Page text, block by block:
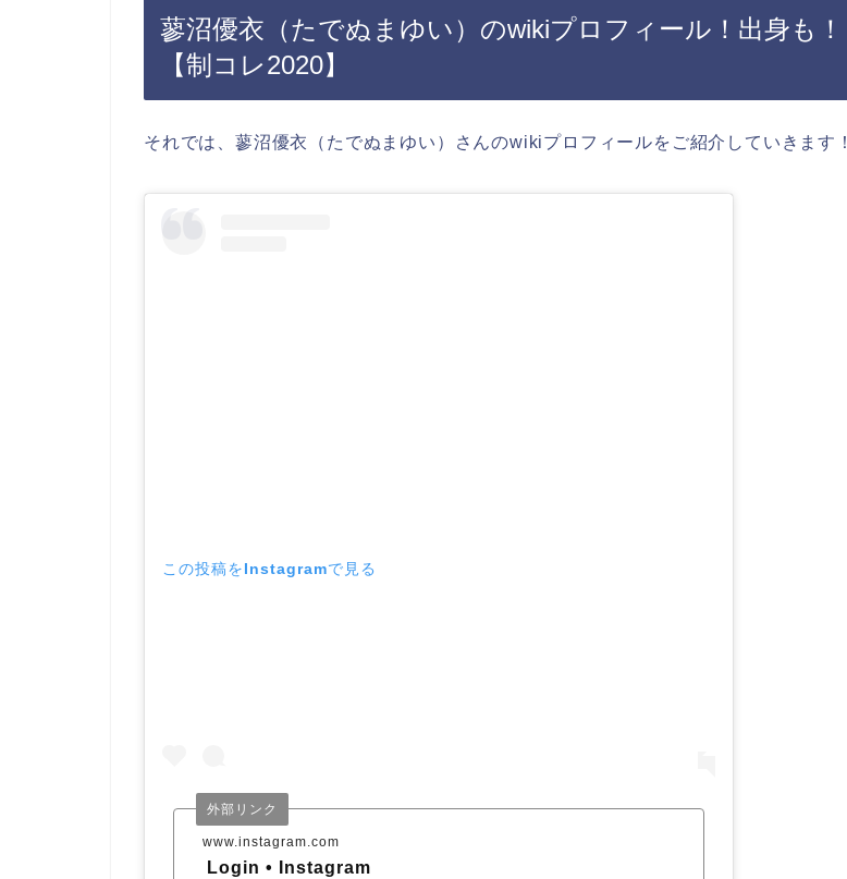
蓼沼優衣（たでぬまゆい）のwikiプロフィール！出身も！
【制コレ2020】
それでは、蓼沼優衣（たでぬまゆい）さんのwikiプロフィールをご紹介していきます！
この投稿をInstagramで見る
www.instagram.com
外部リンク
Login • Instagram